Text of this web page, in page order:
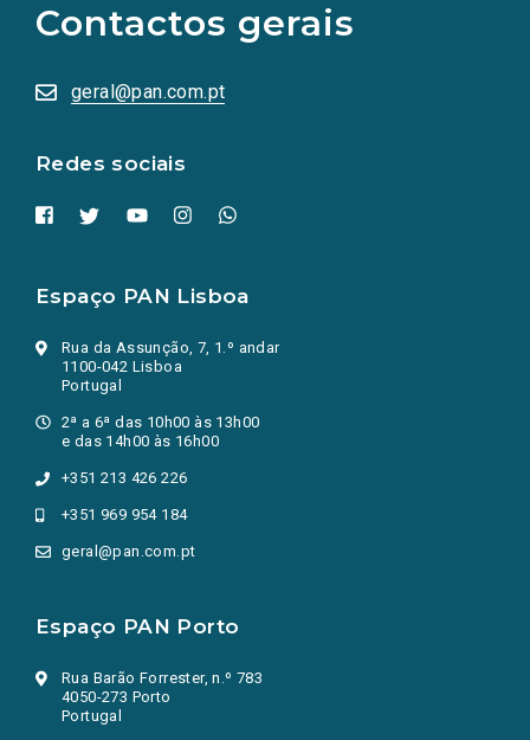
Contactos gerais
geral@pan.com.pt
Redes sociais
redes
sociais
numa
nova
Espaço PAN Lisboa
Rua da Assunção, 7, 1.º andar
1100-042 Lisboa
Portugal
2ª a 6ª das 10h00 às 13h00
e das 14h00 às 16h00
+351 213 426 226
+351 969 954 184
geral@pan.com.pt
Espaço PAN Porto
Rua Barão Forrester, n.º 783
4050-273 Porto
Portugal